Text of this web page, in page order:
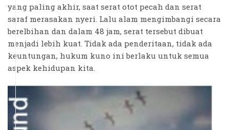
yang paling akhir, saat serat otot pecah dan serat
saraf merasakan nyeri. Lalu alam mengimbangi secara
berelbihan dan dalam 48 jam, serat tersebut dibuat
menjadi lebih kuat. Tidak ada penderitaan, tidak ada
keuntungan, hukum kuno ini berlaku untuk semua
aspek kehidupan kita.